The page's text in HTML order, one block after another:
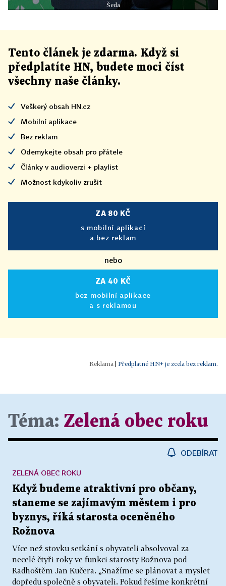
Šeda
Tento článek je zdarma. Když si
předplatíte HN, budete moci číst
všechny naše články.
Veškerý obsah HN.cz
Mobilní aplikace
Bez reklam
Odemykejte obsah pro přátele
Články v audioverzi + playlist
Možnost kdykoliv zrušit
ZA 80 KČ
s mobilní aplikací
a bez reklam
nebo
ZA 40 KČ
bez mobilní aplikace
a s reklamou
Předplatné HN+ je zcela bez reklam.
Téma: Zelená obec roku
ODEBÍRAT
Když budeme atraktivní pro občany,
staneme se zajímavým městem i pro
byznys, říká starosta oceněného
Rožnova
Více než stovku setkání s obyvateli absolvoval za
necelé čtyři roky ve funkci starosty Rožnova pod
Radhoštěm Jan Kučera. „Snažíme se plánovat a myslet
dopředu společně s obyvateli. Pokud řešíme konkrétní
ZELENÁ OBEC ROKU